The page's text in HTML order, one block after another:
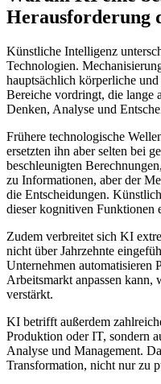
Herausforderung
Künstliche Intelligenz
Technologien.
hauptsächlich körperliche
Bereiche vordringt, die lange
Denken, Analyse und
Frühere technologische
ersetzten ihn aber selten bei
beschleunigten
zu Informationen, aber der
die Entscheidungen.
dieser kognitiven Funktionen
Zudem verbreitet sich KI
nicht über Jahrzehnte
Unternehmen automatisieren
Arbeitsmarkt anpassen kann,
verstärkt.
KI betrifft außerdem
Produktion oder IT, sondern
Analyse und Management.
Transformation, nicht nur zu